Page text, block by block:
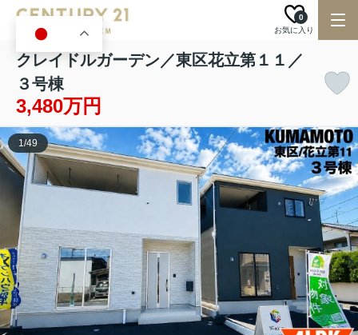
お気に入り
0
クレイドルガーデン／東区花立第１１／
３号棟
3,480万円
1/49